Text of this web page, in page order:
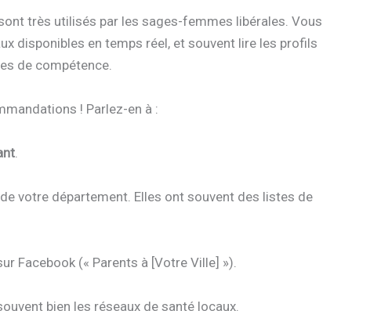
très utilisés par les sages-femmes libérales. Vous
disponibles en temps réel, et souvent lire les profils
de compétence.
! Parlez-en à :
de votre département. Elles ont souvent des listes de
Facebook (« Parents à [Votre Ville] »).
bien les réseaux de santé locaux.